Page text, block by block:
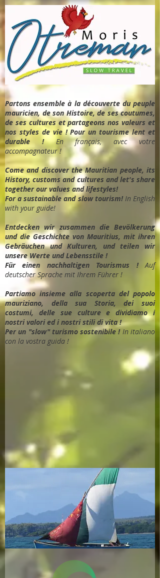
Partons ensemble à la découverte du peuple
mauricien, de son Histoire, de ses coutumes,
de ses cultures et partageons nos valeurs et
nos styles de vie ! Pour un tourisme lent et
durable !En français, avec votre
accompagnateur !
Come and discover the Mauritian people, its
History, customs and cultures and let's share
together our values and lifestyles!
For a sustainable and slow tourism!In English
with your guide!
Entdecken wir zusammen die Bevölkerung
und die Geschichte von Mauritius, mit ihren
Gebräuchen und Kulturen, und teilen wir
unsere Werte und Lebensstile !
Für einen nachhaltigen Tourismus !Auf
deutscher Sprache mit Ihrem Führer !
Partiamo insieme alla scoperta del popolo
mauriziano, della sua Storia, dei suoi
costumi, delle sue culture e dividiamo i
nostri valori ed i nostri stili di vita !
Per un "slow" turismo sostenibile !In italiano
con la vostra guida !